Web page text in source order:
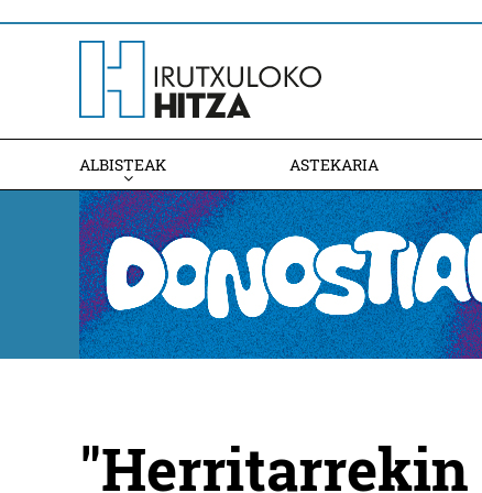
ALBISTEAK ASTEKARIA
"Herritarrekin